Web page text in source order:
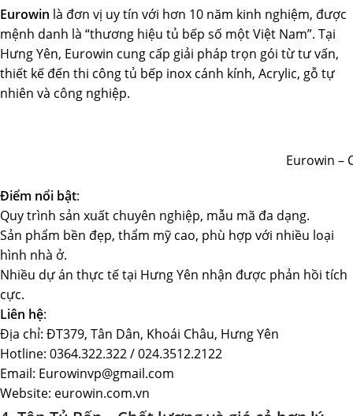
Eurowin là đơn vị uy tín với hơn 10 năm kinh nghiệm, được
mệnh danh là “thương hiệu tủ bếp số một Việt Nam”. Tại
Hưng Yên, Eurowin cung cấp giải pháp trọn gói từ tư vấn,
thiết kế đến thi công tủ bếp inox cánh kính, Acrylic, gỗ tự
nhiên và công nghiệp.
Eurowin –
Điểm nổi bật:
Quy trình sản xuất chuyên nghiệp, mẫu mã đa dạng.
Sản phẩm bền đẹp, thẩm mỹ cao, phù hợp với nhiều loại
hình nhà ở.
Nhiều dự án thực tế tại Hưng Yên nhận được phản hồi tích
cực.
Liên hệ:
Địa chỉ: ĐT379, Tân Dân, Khoái Châu, Hưng Yên
Hotline: 0364.322.322 / 024.3512.2122
Email: Eurowinvp@gmail.com
Website: eurowin.com.vn